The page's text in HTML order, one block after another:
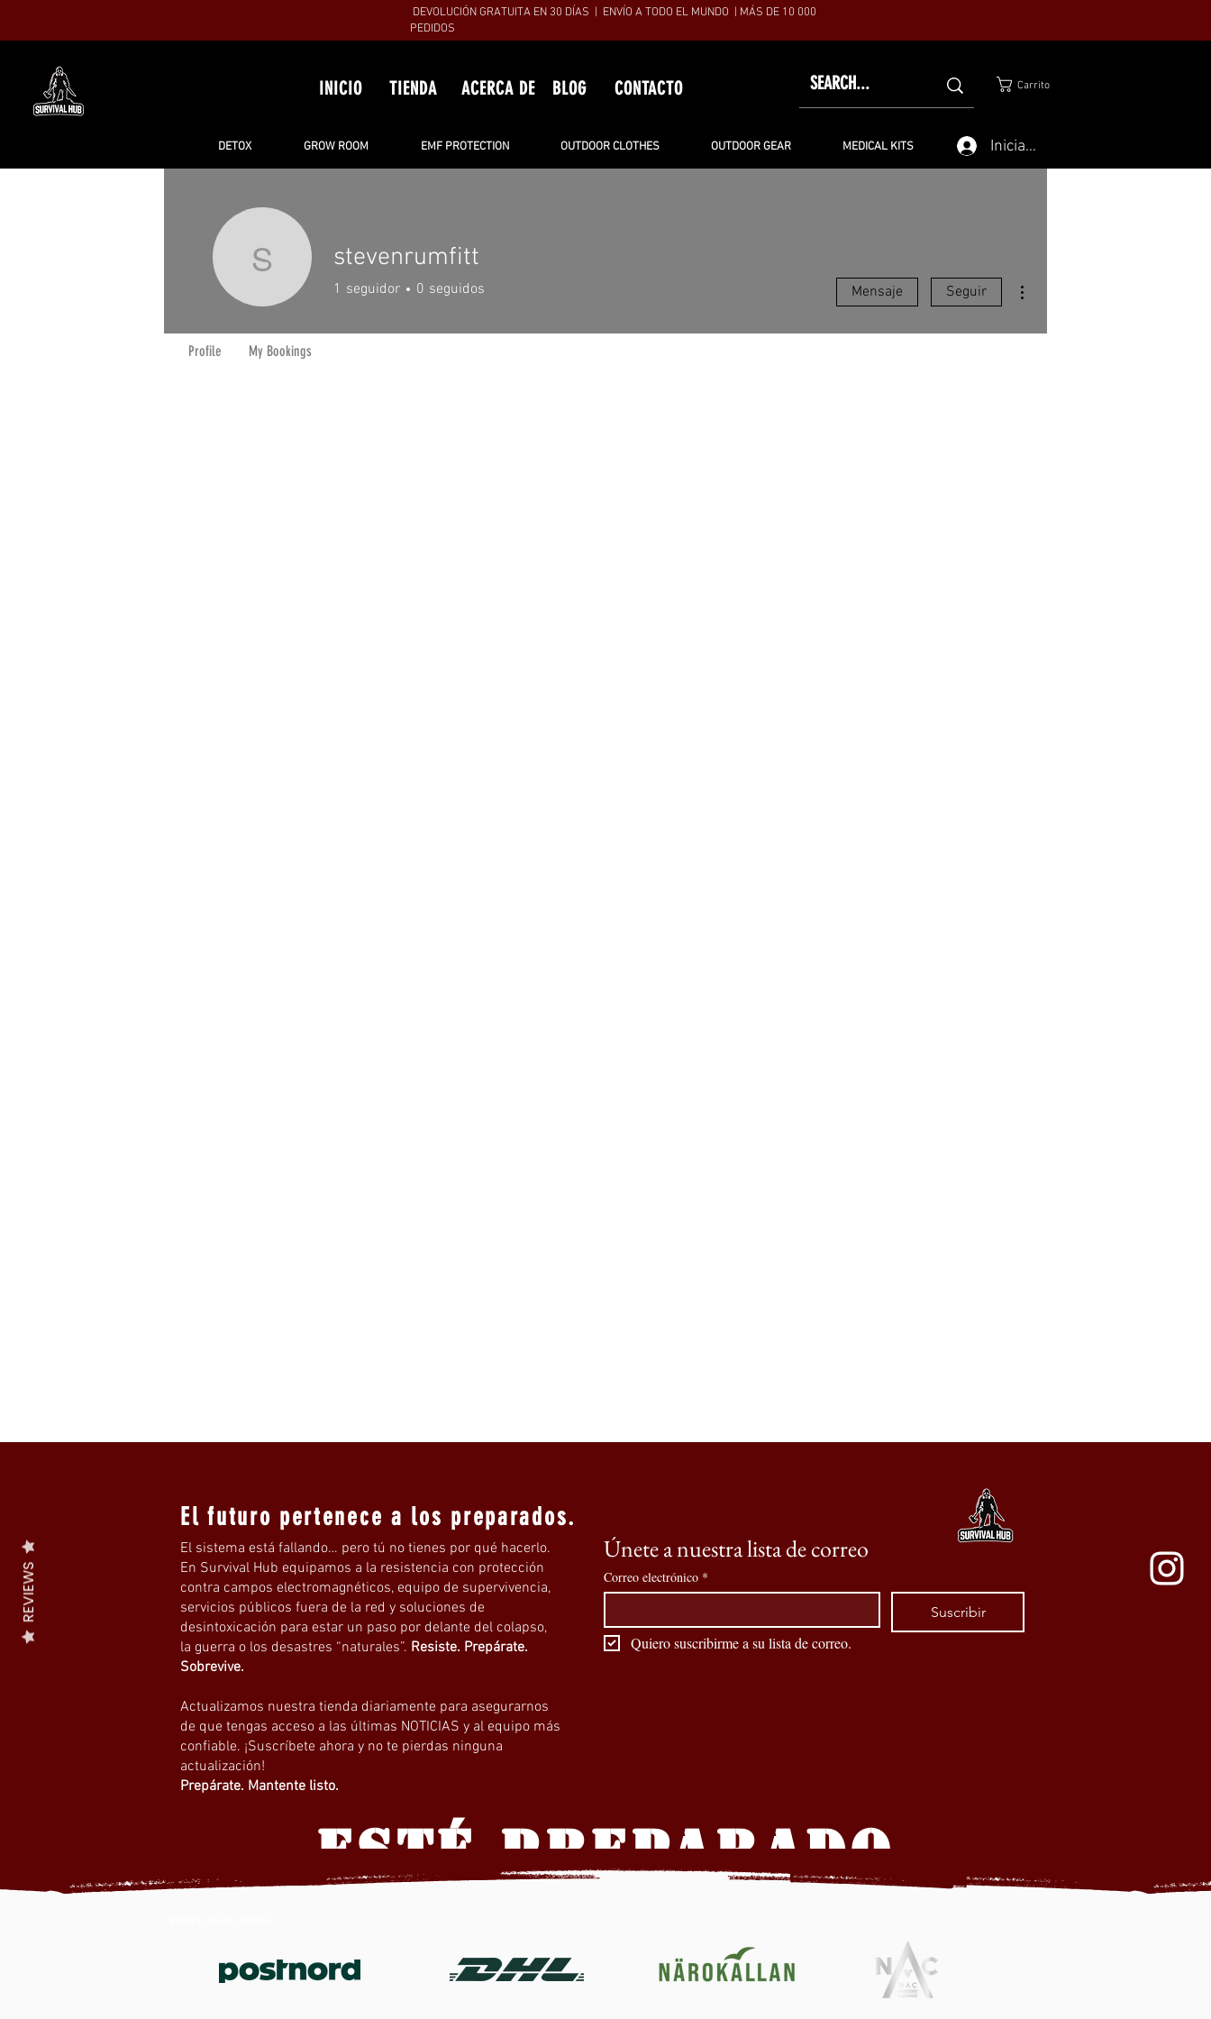
DEVOLUCIÓN GRATUITA EN 30 DÍAS | ENVÍO A TODO EL MUNDO | MÁS DE 10 000
PEDIDOS
INICIO TIENDA ACERCA DE BLOG CONTACTO Carrito
DETOX GROW ROOM EMF PROTECTION OUTDOOR CLOTHES OUTDOOR GEAR MEDICAL KITS Iniciar sesión
stevenrumfitt
stevenrumfitt
1 seguidor 0 seguidos Mensaje Seguir
Profile My Bookings
El futuro pertenece a los preparados.
El sistema está fallando… pero tú no tienes por qué hacerlo.
En Survival Hub equipamos a la resistencia con protección
contra campos electromagnéticos, equipo de supervivencia,
servicios públicos fuera de la red y soluciones de
desintoxicación para estar un paso por delante del colapso,
la guerra o los desastres “naturales”. Resiste. Prepárate.
Sobrevive.
Actualizamos nuestra tienda diariamente para asegurarnos
de que tengas acceso a las últimas NOTICIAS y al equipo más
confiable. ¡Suscríbete ahora y no te pierdas ninguna
actualización!
Prepárate. Mantente listo.
Únete a nuestra lista de correo
Correo electrónico *
Suscribir
Quiero suscribirme a su lista de correo.
ESTÉ PREPARADO
REVIEWS